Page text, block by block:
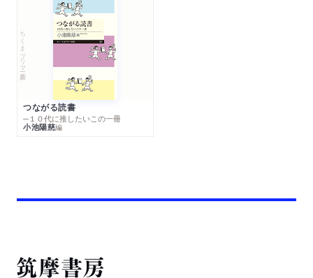
ちくまプリマー新書
つながる読書
─１０代に推したいこの一冊
小池陽慈編